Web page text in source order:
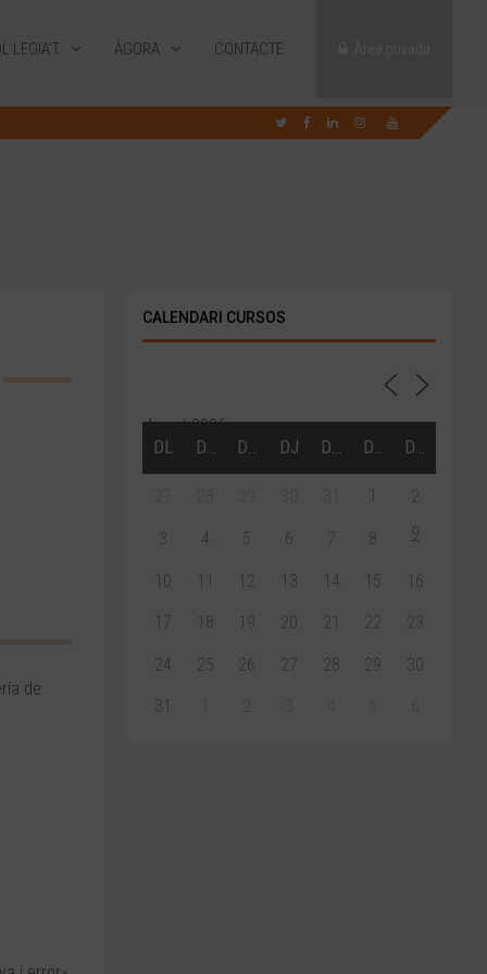
ÀGORA CONTACTE
de
CALENDARI CURSOS
Agost 2026
DL
DT DC DJ DV DS DG
1 2
3 4 5 6 7 8 9
10 11 12 13 14 15 16
17 18 19 20 21 22 23
24 25 26 27 28 29 30
31